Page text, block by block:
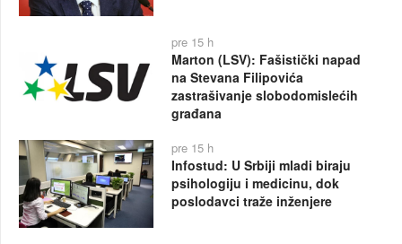
pre 15 h
Marton (LSV): Fašistički napad
na Stevana Filipovića
zastrašivanje slobodomislećih
građana
pre 15 h
Infostud: U Srbiji mladi biraju
psihologiju i medicinu, dok
poslodavci traže inženjere